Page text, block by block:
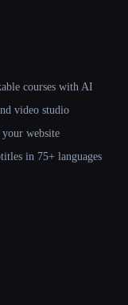
courses with AI
video studio
website
in 75+ languages